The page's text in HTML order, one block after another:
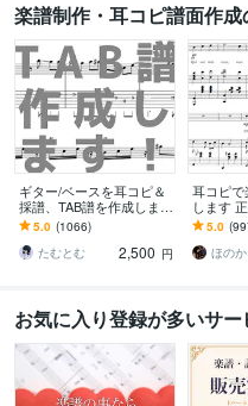
楽譜制作・耳コピ譜面作
ギター/ベースを耳コピ＆
採譜、TAB譜を作成します
その曲、弾けるかも！個
人練習やコピバンにおす
すめです！
5.0 (1066)
たむとむ
2,500 円
耳コピで
します
早い対応
ンジも
5.0
お気に入り登録が多いサー